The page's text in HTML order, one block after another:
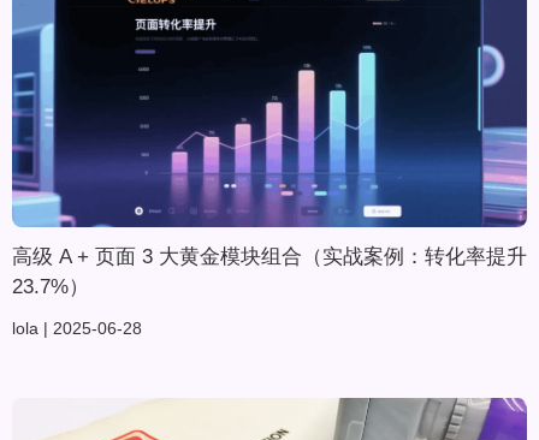
高级 A + 页面 3 大黄金模块组合（实战案例：转化率提升
23.7%）
lola 2025-06-28